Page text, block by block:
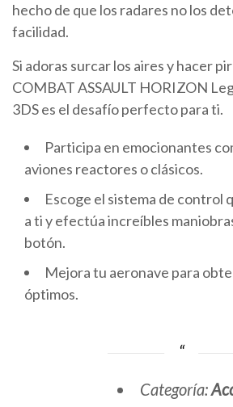
hecho de que los radares no los
facilidad.
Si adoras surcar los aires y hacer
COMBAT ASSAULT HORIZON
3DS es el desafío perfecto para ti.
Participa en emocionantes
aviones reactores o clásicos.
Escoge el sistema de control
a ti y efectúa increíbles
botón.
Mejora tu aeronave para
óptimos.
Categoría: